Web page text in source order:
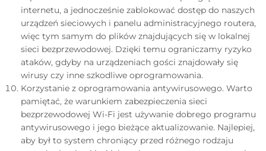
internetu, a jednocześnie zablokować dostęp do naszych
urządzeń sieciowych i panelu administracyjnego routera,
więc tym samym do plików znajdujących się w lokalnej
sieci bezprzewodowej. Dzięki temu ograniczamy ryzyko
ataków, gdyby na urządzeniach gości znajdowały się
wirusy czy inne szkodliwe oprogramowania.
Korzystanie z oprogramowania antywirusowego. Warto
pamiętać, że warunkiem zabezpieczenia sieci
bezprzewodowej Wi-Fi jest używanie dobrego programu
antywirusowego i jego bieżące aktualizowanie. Najlepiej,
aby był to system chroniący przed różnego rodzaju